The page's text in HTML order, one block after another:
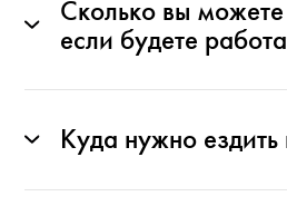
Сколько вы можете
если будете
Куда нужно ездить